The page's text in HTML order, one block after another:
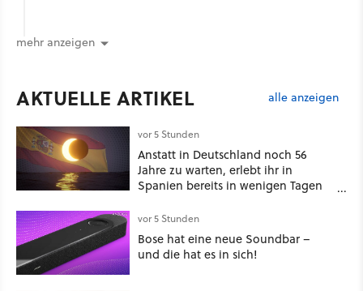
mehr anzeigen
AKTUELLE ARTIKEL alle anzeigen
vor 5 Stunden
Anstatt in Deutschland noch 56
Jahre zu warten, erlebt ihr in
Spanien bereits in wenigen Tagen
vor 5 Stunden
Bose hat eine neue Soundbar –
und die hat es in sich!